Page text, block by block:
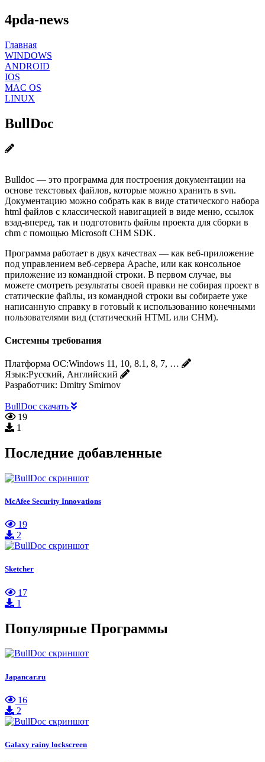
4pda-news
Главная
WINDOWS
ANDROID
IOS
MAC OS
LINUX
BullDoc
Bulldoc — это программа для построения документации на
основе текстовых файлов, которые можно хранить в svn.
Документацию можно собрать как в виде статического набора
html файлов с классической навигацией в виде меню, ссылок
взад-вперед, так и подготовить файлы проекта для сборки в
chm с помощью Microsoft CHM SDK.
Программа работает в двух качествах — как веб-приложение
под управлением веб-сервера Apache, или как консольное
приложение из командной строки. В первом случае, вы
можете смотреть результаты своей правки не собирая проект в
статические файлы, из командной строки вы собираете уже
написанную справку в готовый к использованию конечными
пользователями вид (статический HTML или CHM).
Системны требования
Платформа ОС:Windows 11, 10, 8.1, 8, 7, …
Язык:Русский, Английский
Разработчик: Dmitry Smirnov
BullDoc скачать
19
1
Последние добавленные
McAfee Security Innovations
19
2
Sketcher
17
1
Популярные Программы
Japancar.ru
16
2
Galaxy rainy lockscreen